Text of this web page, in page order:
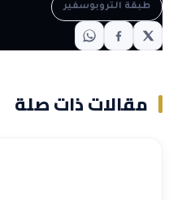
طبقة التروبوسفير
مقالات ذات صلة